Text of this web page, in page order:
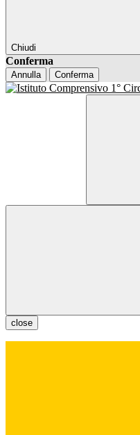
Chiudi
Conferma
Annulla Conferma
close